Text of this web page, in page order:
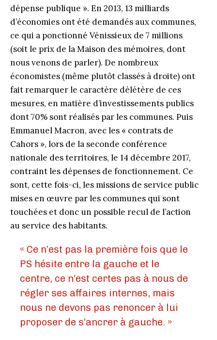
dépense publique ». En 2013, 13 milliards
d’économies ont été demandés aux communes,
ce qui a ponctionné Vénissieux de 7 millions
(soit le prix de la Maison des mémoires, dont
nous venons de parler). De nombreux
économistes (même plutôt classés à droite) ont
fait remarquer le caractère délétère de ces
mesures, en matière d’investissements publics
dont 70% sont réalisés par les communes. Puis
Emmanuel Macron, avec les « contrats de
Cahors », lors de la seconde conférence
nationale des territoires, le 14 décembre 2017,
contraint les dépenses de fonctionnement. Ce
sont, cette fois-ci, les missions de service public
mises en œuvre par les communes qui sont
touchées et donc un possible recul de l’action
au service des habitants.
« Ce n’est pas la première fois que le
PS hésite entre la gauche et le
centre, ce n’est certes pas à nous de
régler ses affaires internes, mais
nous ne devons pas renoncer à lui
proposer de s’ancrer à gauche. »